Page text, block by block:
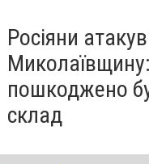
Росіяни
Миколаївщину:
пошкоджено
склад